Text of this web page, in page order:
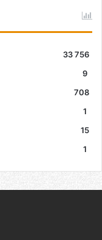
33 756
9
708
1
15
1